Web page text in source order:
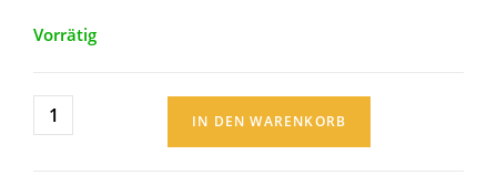
Vorrätig
IN DEN WARENKORB